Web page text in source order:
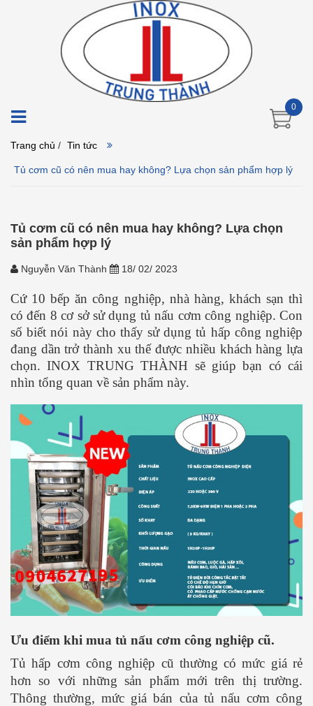
0
Trang chủ / Tin tức
Tủ cơm cũ có nên mua hay không? Lựa chọn sản phẩm hợp lý
Tủ cơm cũ có nên mua hay không? Lựa chọn
sản phẩm hợp lý
Nguyễn Văn Thành 18/ 02/ 2023
Cứ 10 bếp ăn công nghiệp, nhà hàng, khách sạn thì
có đến 8 cơ sở sử dụng tủ nấu cơm công nghiệp. Con
số biết nói này cho thấy sử dụng tủ hấp công nghiệp
đang dần trở thành xu thế được nhiều khách hàng lựa
chọn. INOX TRUNG THÀNH sẽ giúp bạn có cái
nhìn tổng quan về sản phẩm này.
Ưu điểm khi mua tủ nấu cơm công nghiệp cũ.
Tủ hấp cơm công nghiệp cũ thường có mức giá rẻ
hơn so với những sản phẩm mới trên thị trường.
Thông thường, mức giá bán của tủ nấu cơm công